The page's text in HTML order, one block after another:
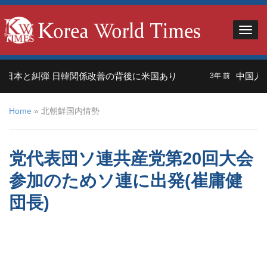
と糾弾 日韓関係改善の背後に米国あり 3年 前 中国人観
Home » 北朝鮮国内情勢
党代表団ソ連共産党第20回大会
参加のためソ連に出発(崔庸健
団長)